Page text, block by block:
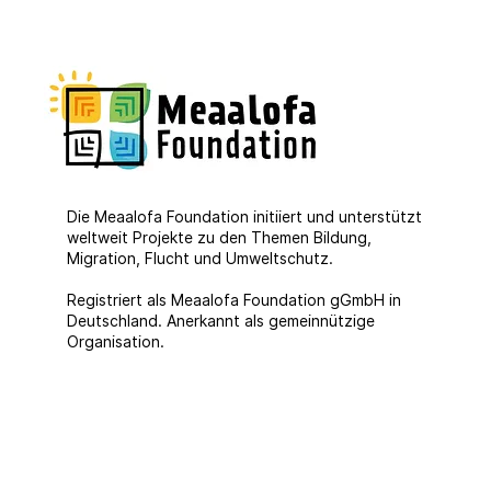
Viel Unterstützung für
unser IDEA Projekt
Die Meaalofa Foundation initiiert und unterstützt
weltweit Projekte zu den Themen Bildung,
Migration, Flucht und Umweltschutz.
Registriert als Meaalofa Foundation gGmbH in
Deutschland. Anerkannt als gemeinnützige
Organisation.